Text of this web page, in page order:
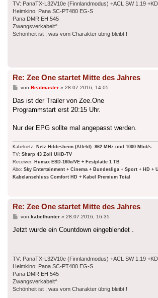
TV: PanaTX-L32V10e (Finnlandmodus) +ACL SW 1.19
Heimkino: Pana SC-PT480 EG-S
Pana DMR EH 545
Zwangsverkabelt^
Schönheit ist , was vom Charakter übrig bleibt !
Re: Zee One startet Mitte des Jahres
Beitrag
von Beatmaster» 28.07.2016, 14:05
Das ist der Trailer von Zee.One
Programmstart erst 20:15 Uhr.
Nur der EPG sollte mal angepasst werden.
Kabelnetz: Netz Hildesheim (Alfeld). 862 MHz und 1000 Mbit/s
TV: Sharp 43 Zoll UHD-TV
Receiver: Humax ESD-160c/VE + Festplatte 1 TB
Abo: Sky Entertainment + Cinema + Bundesliga + Sport + HD +
Kabelanschluss Comfort HD + Kabel Premium Total
Re: Zee One startet Mitte des Jahres
Beitrag
von kabelhunter» 28.07.2016, 16:35
Jetzt wurde ein Countdown eingeblendet .
TV: PanaTX-L32V10e (Finnlandmodus) +ACL SW 1.19
Heimkino: Pana SC-PT480 EG-S
Pana DMR EH 545
Zwangsverkabelt^
Schönheit ist , was vom Charakter übrig bleibt !